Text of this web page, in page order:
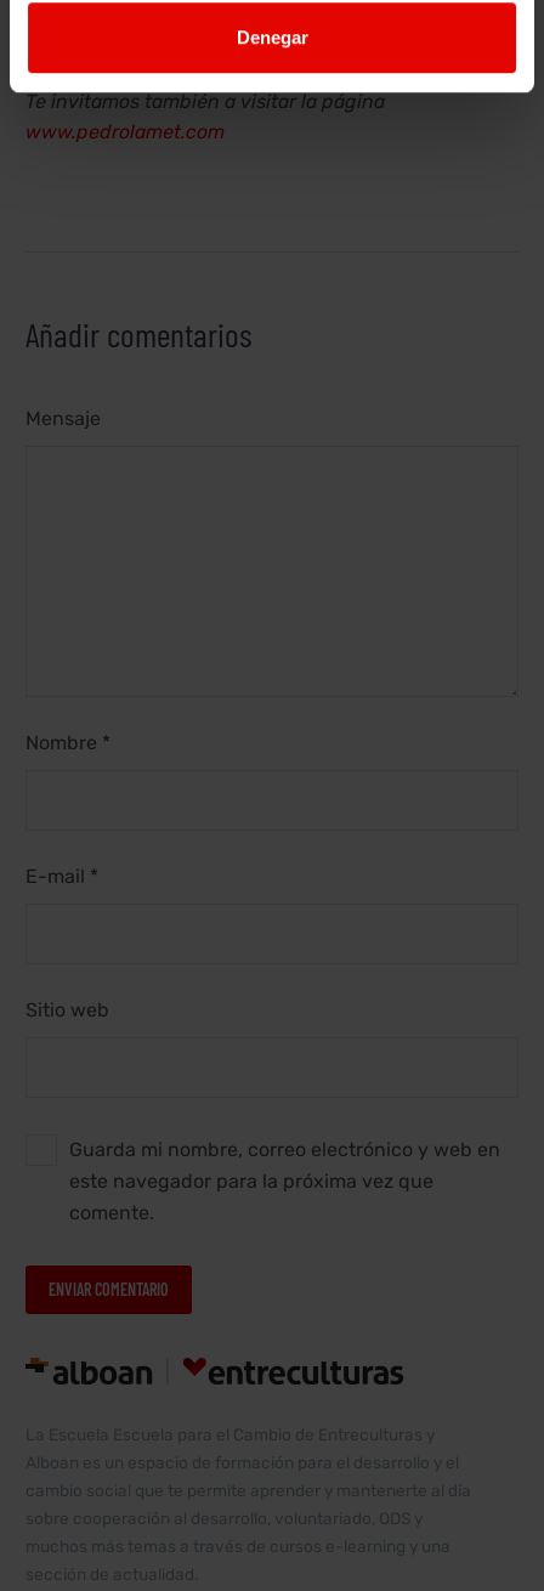
Denegar
recomendamos leer:Arrupe. Testigo del siglo XX,
Para más obras del mismo autor:consulta esta web
Te invitamos también a visitar la página
www.pedrolamet.com
Añadir comentarios
Mensaje
Nombre *
E-mail *
Sitio web
Guarda mi nombre, correo electrónico y web en
este navegador para la próxima vez que
comente.
ENVIAR COMENTARIO
La Escuela Escuela para el Cambio de Entreculturas y
Alboan es un espacio de formación para el desarrollo y el
cambio social que te permite aprender y mantenerte al día
sobre cooperación al desarrollo, voluntariado, ODS y
muchos más temas a través de cursos e-learning y una
sección de actualidad.